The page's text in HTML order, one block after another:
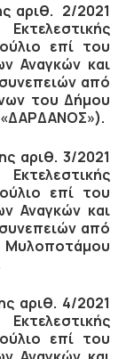
αριθ. 2/2021
επί του
Αναγκών και
από
του Δήμου
αριθ. 3/2021
επί του
Αναγκών και
από
αριθ. 4/2021
επί του